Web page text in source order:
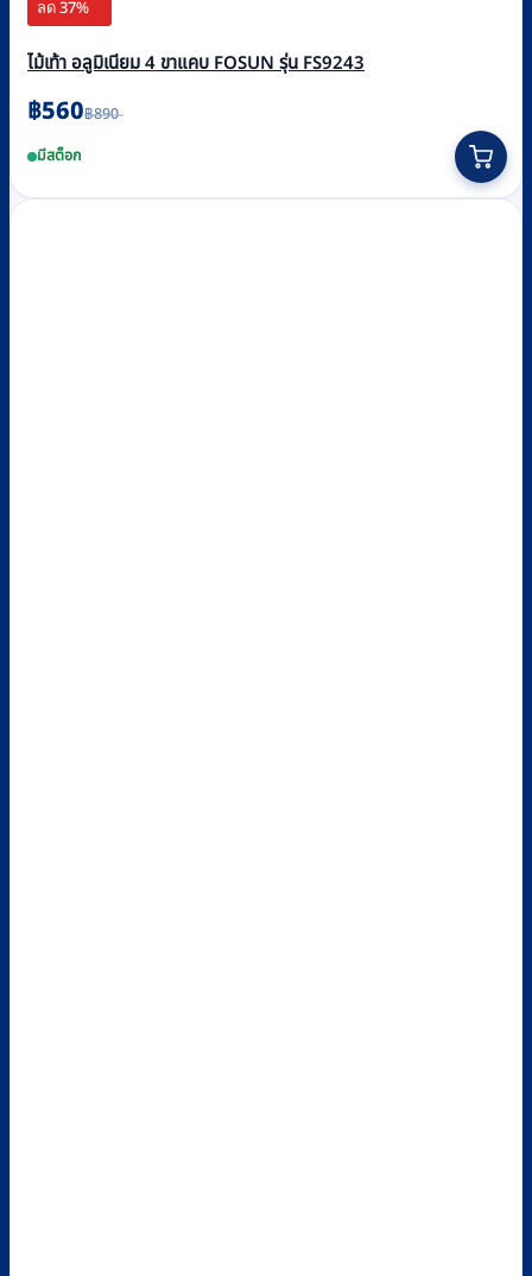
ลด 37%
ไม้เท้า อลูมิเนียม 4 ขาแคบ FOSUN รุ่น FS9243
฿890
Original
price
was:
฿890.
฿560
Current
price
is:
฿560.
มีสต็อก